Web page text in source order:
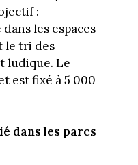
:
les espaces
le tri des
ludique. Le
est fixé à 5 000
dans les parcs